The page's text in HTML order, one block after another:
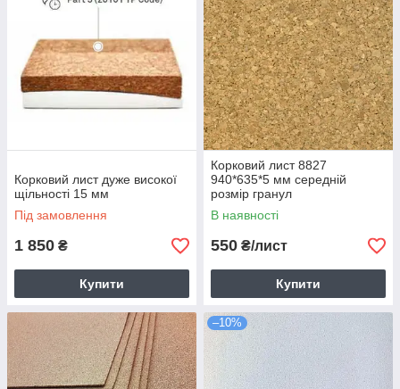
Корковий лист дуже високої
щільності 15 мм
Під замовлення
1 850 ₴
Купити
Корковий лист 8827
940*635*5 мм середній
розмір гранул
В наявності
550 ₴/лист
Купити
–10%